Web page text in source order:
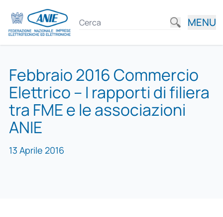
MENU
Febbraio 2016 Commercio
Elettrico – I rapporti di filiera
tra FME e le associazioni
ANIE
13 Aprile 2016